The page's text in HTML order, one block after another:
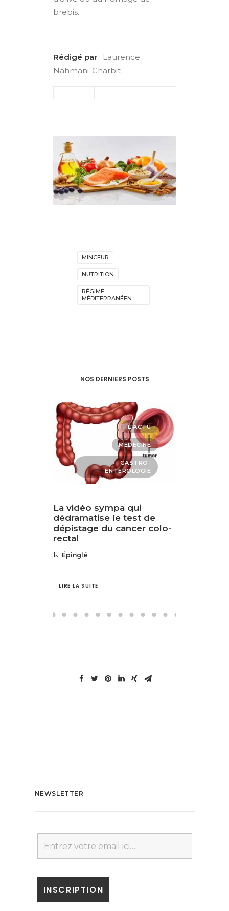
brebis.
Rédigé par: Laurence
Nahmani-Charbit
MINCEUR
NUTRITION
RÉGIME
MÉDITERRANÉEN
NOS DERNIERS POSTS
L'ACTU
MÉDECINE
GASTRO-
ENTÉROLOGIE
La vidéo sympa qui
dédramatise le test de
dépistage du cancer colo-
rectal
Épinglé
LIRE LA SUITE
NEWSLETTER